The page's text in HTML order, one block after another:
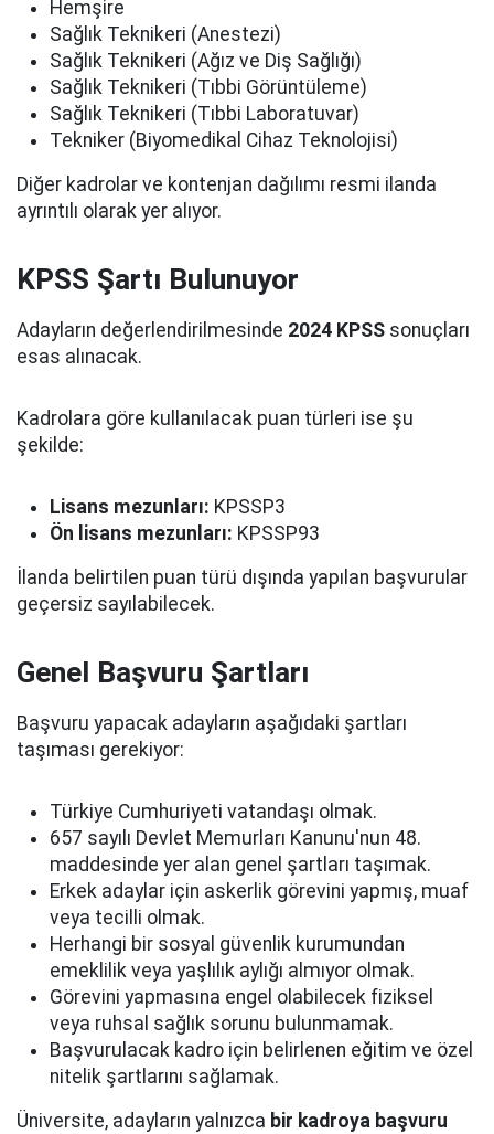
Hemşire
Sağlık Teknikeri (Anestezi)
Sağlık Teknikeri (Ağız ve Diş Sağlığı)
Sağlık Teknikeri (Tıbbi Görüntüleme)
Sağlık Teknikeri (Tıbbi Laboratuvar)
Tekniker (Biyomedikal Cihaz Teknolojisi)
Diğer kadrolar ve kontenjan dağılımı resmi ilanda
ayrıntılı olarak yer alıyor.
KPSS Şartı Bulunuyor
Adayların değerlendirilmesinde 2024 KPSS sonuçları
esas alınacak.
Kadrolara göre kullanılacak puan türleri ise şu
şekilde:
Lisans mezunları: KPSSP3
Ön lisans mezunları: KPSSP93
İlanda belirtilen puan türü dışında yapılan başvurular
geçersiz sayılabilecek.
Genel Başvuru Şartları
Başvuru yapacak adayların aşağıdaki şartları
taşıması gerekiyor:
Türkiye Cumhuriyeti vatandaşı olmak.
657 sayılı Devlet Memurları Kanunu'nun 48.
maddesinde yer alan genel şartları taşımak.
Erkek adaylar için askerlik görevini yapmış, muaf
veya tecilli olmak.
Herhangi bir sosyal güvenlik kurumundan
emeklilik veya yaşlılık aylığı almıyor olmak.
Görevini yapmasına engel olabilecek fiziksel
veya ruhsal sağlık sorunu bulunmamak.
Başvurulacak kadro için belirlenen eğitim ve özel
nitelik şartlarını sağlamak.
Üniversite, adayların yalnızca bir kadroya başvuru